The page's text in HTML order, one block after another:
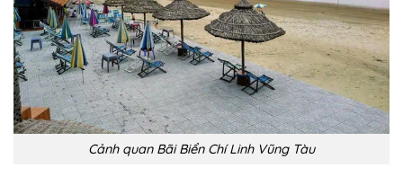
Cảnh quan Bãi Biển Chí Linh Vũng Tàu